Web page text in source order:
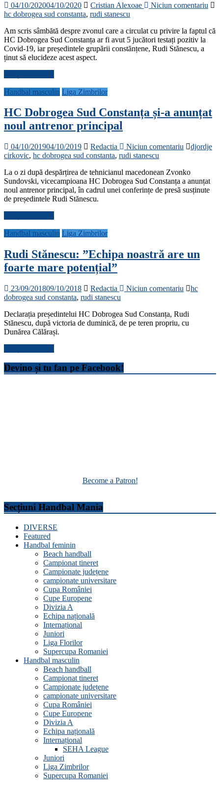
04/10/202004/10/2020 Cristian Alexoae
Niciun comentariu
hc dobrogea sud constanta, rudi stanescu
Am scris sâmbătă despre zvonul care a circulat cu privire la faptul că
HC Dobrogea Sud Constanța ar fi avut 5 jucători testați pozitiv la
Covid-19, iar președintele grupării constănțene, Rudi Stănescu, a
ținut să elucideze acest aspect.
Handbal masculin Liga Zimbrilor
HC Dobrogea Sud Constanța și-a anunțat
noul antrenor principal
04/10/201904/10/2019 Redactia Niciun comentariu
djordje
cirkovic, hc dobrogea sud constanta, rudi stanescu
La o zi după despărțirea de tehnicianul macedonean Zvonko
Sundovski, vicecampioana HC Dobrogea Sud Constanța a anunțat
noul antrenor principal, în cadrul unei conferințe de presă susținute
de președintele Rudi Stănescu.
Handbal masculin Liga Zimbrilor
Rudi Stănescu: ”Echipa noastră are un
foarte mare potențial”
23/09/201809/10/2018 Redactia Niciun comentariu
hc
dobrogea sud constanta, rudi stanescu
Declarația președintelui HC Dobrogea Sud Constanța, Rudi
Stănescu, după victoria de duminică, de pe teren propriu, cu
Dunărea Călărași.
Devino și tu fan pe Facebook!
Become a Patron!
Secțiuni Handbal Mania
DIVERSE
Featured
Handbal feminin
Beach handball
Campionat tineret
Campionate județene
campionate universitare
Cupa României
Cupe Europene
Divizia A
Echipa națională
Internațional
Juniori
Liga Florilor
Supercupa Romaniei
Handbal masculin
Beach handball
Campionat tineret
Campionate județene
campionate universitare
Cupa României
Cupe Europene
Divizia A
Echipa națională
Internațional
SEHA League
Juniori
Liga Zimbrilor
Supercupa Romaniei